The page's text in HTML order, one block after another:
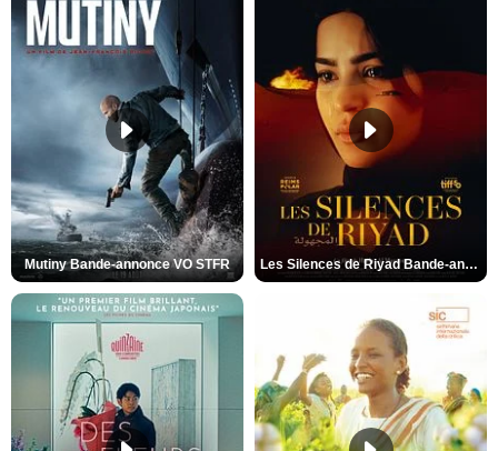
Mutiny Bande-annonce VO STFR Les Silences de Riyad Bande-annonce VO STFR